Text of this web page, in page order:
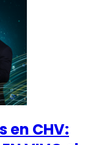
en CHV: